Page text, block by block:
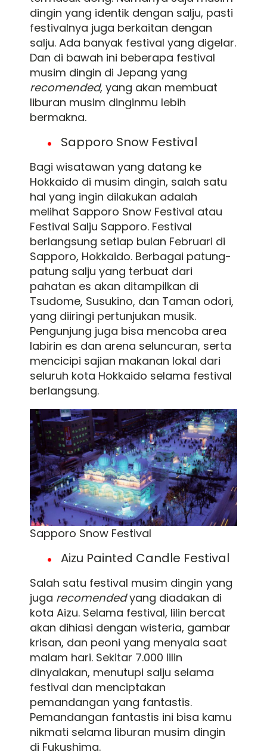
dingin yang identik dengan salju, pasti
festivalnya juga berkaitan dengan
salju. Ada banyak festival yang digelar.
Dan di bawah ini beberapa festival
musim dingin di Jepang yang
recomended, yang akan membuat
liburan musim dinginmu lebih
bermakna.
Sapporo Snow Festival
Bagi wisatawan yang datang ke
Hokkaido di musim dingin, salah satu
hal yang ingin dilakukan adalah
melihat Sapporo Snow Festival atau
Festival Salju Sapporo. Festival
berlangsung setiap bulan Februari di
Sapporo, Hokkaido. Berbagai patung-
patung salju yang terbuat dari
pahatan es akan ditampilkan di
Tsudome, Susukino, dan Taman odori,
yang diiringi pertunjukan musik.
Pengunjung juga bisa mencoba area
labirin es dan arena seluncuran, serta
mencicipi sajian makanan lokal dari
seluruh kota Hokkaido selama festival
berlangsung.
Sapporo Snow Festival
Aizu Painted Candle Festival
Salah satu festival musim dingin yang
juga recomendedyang diadakan di
kota Aizu. Selama festival, lilin bercat
akan dihiasi dengan wisteria, gambar
krisan, dan peoni yang menyala saat
malam hari. Sekitar 7.000 lilin
dinyalakan, menutupi salju selama
festival dan menciptakan
pemandangan yang fantastis.
Pemandangan fantastis ini bisa kamu
nikmati selama liburan musim dingin
di Fukushima.